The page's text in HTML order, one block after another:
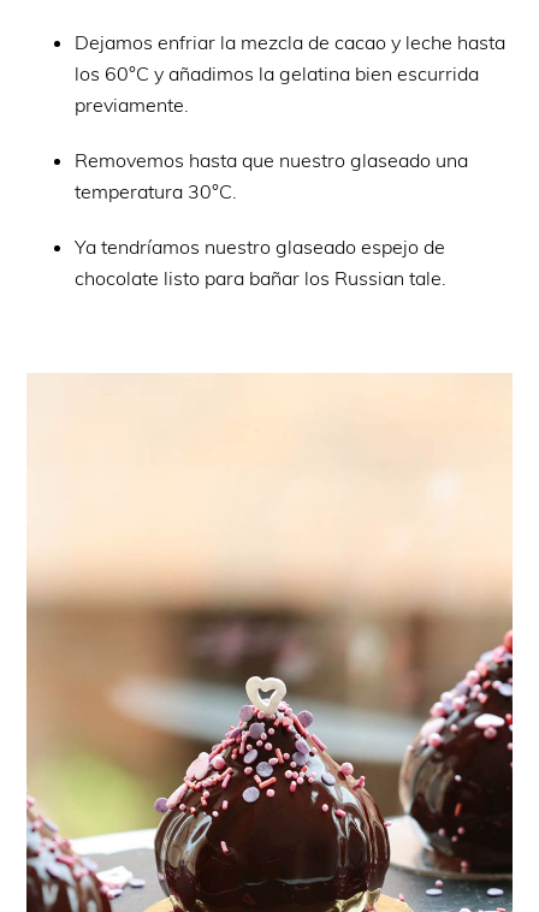
Dejamos enfriar la mezcla de cacao y leche hasta
los 60°C y añadimos la gelatina bien escurrida
previamente.
Removemos hasta que nuestro glaseado una
temperatura 30°C.
Ya tendríamos nuestro glaseado espejo de
chocolate listo para bañar los Russian tale.